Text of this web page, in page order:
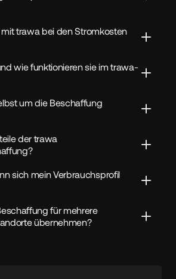
trawa bei den Stromkosten
wie funktionieren sie im trawa-
um die Beschaffung
der trawa
sich mein Verbrauchsprofil
für mehrere
übernehmen?